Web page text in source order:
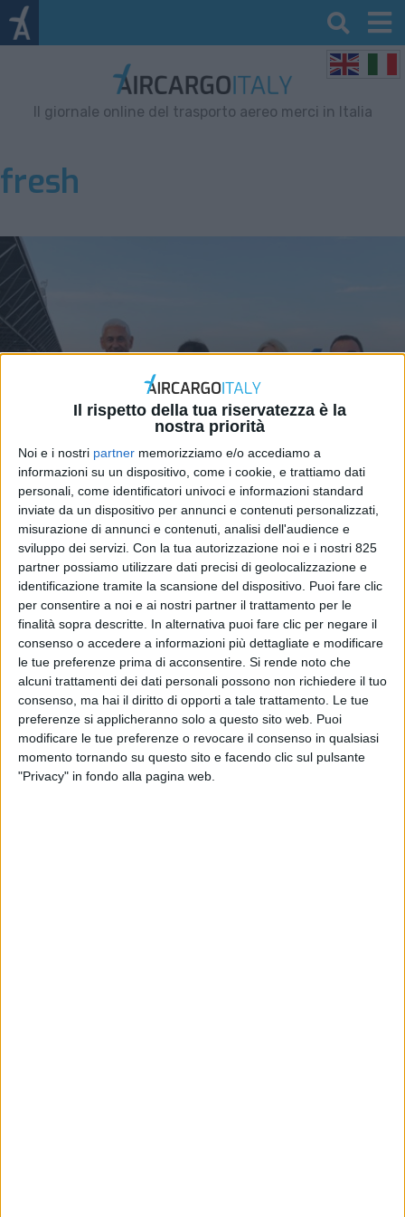
Il rispetto della tua riservatezza è la
nostra priorità
Noi e i nostri partner memorizziamo e/o accediamo a
informazioni su un dispositivo, come i cookie, e trattiamo dati
personali, come identificatori univoci e informazioni standard
inviate da un dispositivo per annunci e contenuti personalizzati,
misurazione di annunci e contenuti, analisi dell'audience e
sviluppo dei servizi. Con la tua autorizzazione noi e i nostri 825
partner possiamo utilizzare dati precisi di geolocalizzazione e
identificazione tramite la scansione del dispositivo. Puoi fare clic
per consentire a noi e ai nostri partner il trattamento per le
finalità sopra descritte. In alternativa puoi fare clic per negare il
consenso o accedere a informazioni più dettagliate e modificare
le tue preferenze prima di acconsentire. Si rende noto che
alcuni trattamenti dei dati personali possono non richiedere il tuo
consenso, ma hai il diritto di opporti a tale trattamento. Le tue
preferenze si applicheranno solo a questo sito web. Puoi
modificare le tue preferenze o revocare il consenso in qualsiasi
momento tornando su questo sito e facendo clic sul pulsante
"Privacy" in fondo alla pagina web.
Il giornale online del trasporto aereo merci in Italia
fresh
Alha ha ottenuto la
certificazione IATA CEIV Fresh
ITALIA 7 OTTOBRE 2019